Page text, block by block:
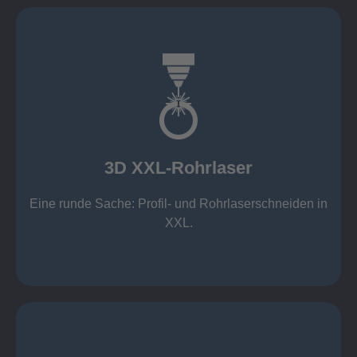
3D XXL-Rohrlaser
Eine runde Sache: Profil- und Rohrlaserschneiden in
XXL.
3D XXL-Rohrlaser
Rechteckprofile bis 300 x 300 mm
Wandstärken:
Nichtrostende Stähle 15 mm (oxidfrei)
Aluminium 10 mm (oxidfrei)